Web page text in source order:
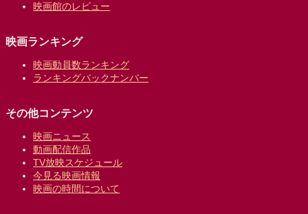
映画館のレビュー
映画ランキング
映画動員数ランキング
ランキングバックナンバー
その他コンテンツ
映画ニュース
動画配信作品
TV放映スケジュール
今見る映画情報
映画の時間について